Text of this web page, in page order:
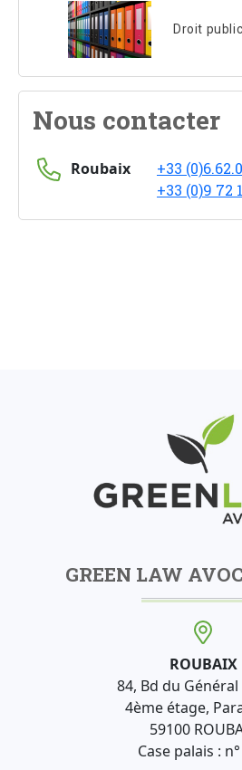
Droit public
Nous contacter
Roubaix
+33
+33 (0)9 72
GREEN LAW
ROUBAIX
84, Bd du Général
4ème étage,
59100
Case palais :